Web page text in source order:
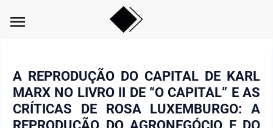
menu
A REPRODUÇÃO DO CAPITAL DE KARL
MARX NO LIVRO II DE “O CAPITAL” E AS
CRÍTICAS DE ROSA LUXEMBURGO: A